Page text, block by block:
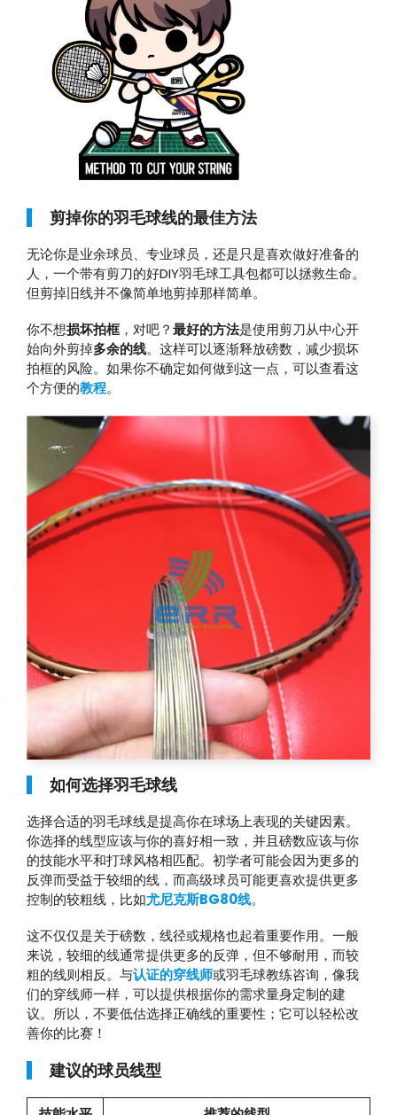
剪掉你的羽毛球线的最佳方法
无论你是业余球员、专业球员，还是只是喜欢做好准备的
人，一个带有剪刀的好DIY羽毛球工具包都可以拯救生命。
但剪掉旧线并不像简单地剪掉那样简单。
你不想损坏拍框，对吧？最好的方法是使用剪刀从中心开
始向外剪掉多余的线。这样可以逐渐释放磅数，减少损坏
拍框的风险。如果你不确定如何做到这一点，可以查看这
个方便的教程。
如何选择羽毛球线
选择合适的羽毛球线是提高你在球场上表现的关键因素。
你选择的线型应该与你的喜好相一致，并且磅数应该与你
的技能水平和打球风格相匹配。初学者可能会因为更多的
反弹而受益于较细的线，而高级球员可能更喜欢提供更多
控制的较粗线，比如尤尼克斯BG80线。
这不仅仅是关于磅数，线径或规格也起着重要作用。一般
来说，较细的线通常提供更多的反弹，但不够耐用，而较
粗的线则相反。与认证的穿线师或羽毛球教练咨询，像我
们的穿线师一样，可以提供根据你的需求量身定制的建
议。所以，不要低估选择正确线的重要性；它可以轻松改
善你的比赛！
建议的球员线型